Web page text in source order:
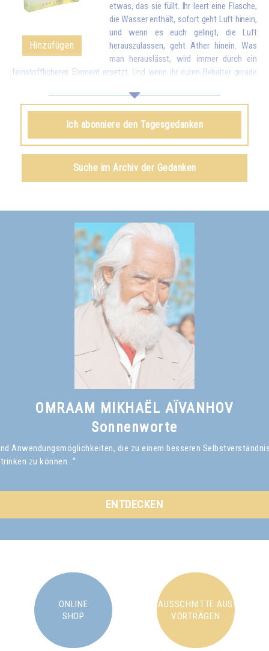
Hinzufügen
etwas, das sie füllt. Ihr leert eine Flasche,
die Wasser enthält, sofort geht Luft hinein,
und wenn es euch gelingt, die Luft
herauszulassen, geht Äther hinein. Was
man herauslässt, wird immer durch ein
feinstofflicheres Element ersetzt. Und wenn ihr euren Behälter gerade
Geschöpfen gegeben habt, kommt sofort etwas von oben, um euch zu
füllen.*
Omraam Mikhaël Aïvanhov
Siehe das BuchGeistiges und künstlerisches Schaffen,
Ich abonniere den Tagesgedanken
Suche im Archiv der Gedanken
OMRAAM MIKHAËL AÏVANHOV
Sonnenworte
Anwendungsmöglichkeiten, die zu einem besseren
zu können…“
ENTDECKEN
ONLINE
SHOP
AUSSCHNITTE AUS
VORTRÄGEN